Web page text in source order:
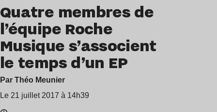
Quatre membres de
l’équipe Roche
Musique s’associent
le temps d’un EP
Par Théo Meunier
Le 21 juillet 2017 à 14h39